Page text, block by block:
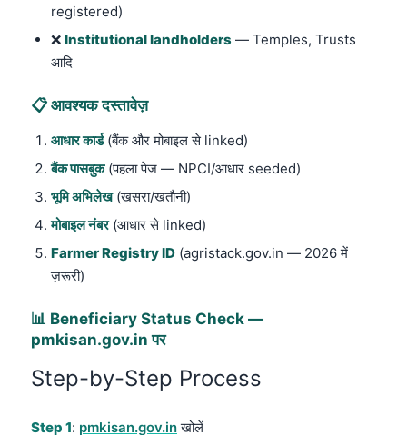
registered)
❌ Institutional landholders — Temples, Trusts
आदि
📋 आवश्यक दस्तावेज़
आधार कार्ड(बैंक और मोबाइल से linked)
बैंक पासबुक(पहला पेज — NPCI/आधार seeded)
भूमि अभिलेख(खसरा/खतौनी)
मोबाइल नंबर(आधार से linked)
Farmer Registry ID (agristack.gov.in — 2026 में
ज़रूरी)
📊 Beneficiary Status Check —
pmkisan.gov.in पर
Step-by-Step Process
Step 1: pmkisan.gov.inखोलें